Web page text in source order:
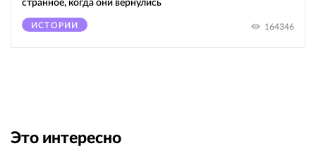
странное, когда они вернулись
ИСТОРИИ 164346
Это интересно